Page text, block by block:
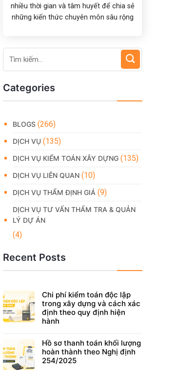
nhiều thời gian và tâm huyết để chia sẻ
những kiến thức chuyên môn sâu rộng
Categories
BLOGS (266)
DỊCH VỤ (135)
DỊCH VỤ KIỂM TOÁN XÂY DỰNG (135)
DỊCH VỤ LIÊN QUAN (10)
DỊCH VỤ THẨM ĐỊNH GIÁ (9)
DỊCH VỤ TƯ VẤN THẨM TRA & QUẢN
LÝ DỰ ÁN
(4)
Recent Posts
Chi phí kiểm toán độc lập
trong xây dựng và cách xác
định theo quy định hiện
hành
Hồ sơ thanh toán khối lượng
hoàn thành theo Nghị định
254/2025